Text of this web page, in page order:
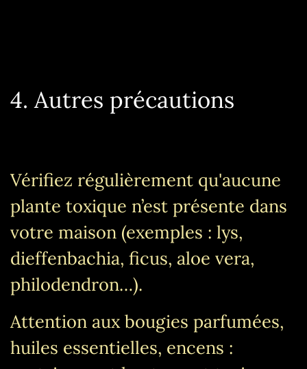
4. Autres précautions
Vérifiez régulièrement qu'aucune
plante toxique n’est présente dans
votre maison (exemples : lys,
dieffenbachia, ficus, aloe vera,
philodendron…).
Attention aux bougies parfumées,
huiles essentielles, encens :